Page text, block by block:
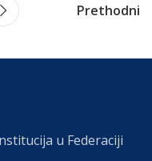
Prethodni
u Federaciji